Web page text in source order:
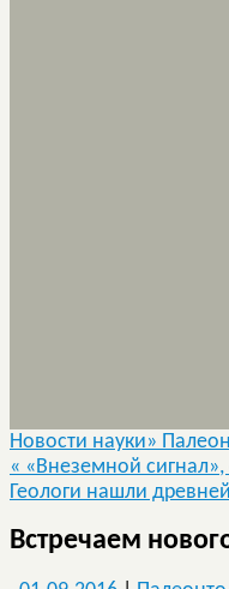
Новости науки»
« «Внеземной
Геологи нашли
Встречаем